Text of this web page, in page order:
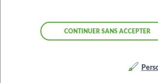
CONTINUER SANS ACCEPTER